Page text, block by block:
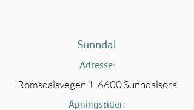
Sunndal
Adresse:
Romsdalsvegen 1, 6600 Sunndalsøra
Åpningstider: